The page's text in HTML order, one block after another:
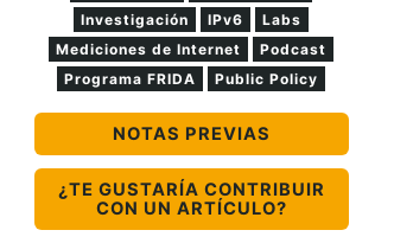
Investigación
IPv6
Labs
Mediciones de Internet
Podcast
Programa FRIDA
Public Policy
NOTAS PREVIAS
¿TE GUSTARÍA CONTRIBUIR
CON UN ARTÍCULO?